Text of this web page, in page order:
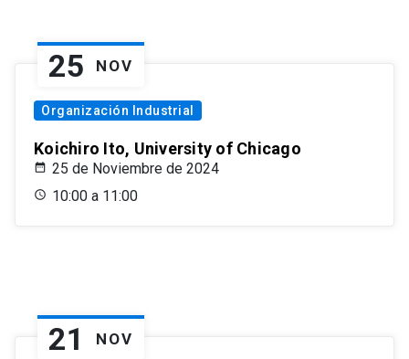
25 NOV
Organización Industrial
Koichiro Ito, University of Chicago
25 de Noviembre de 2024
10:00 a 11:00
21 NOV